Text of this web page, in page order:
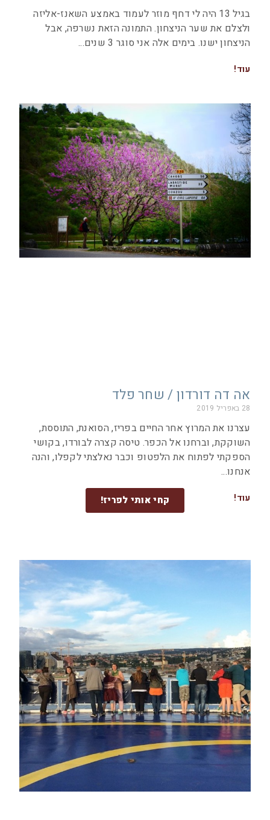
בגיל 13 היה לי דחף מוזר לעמוד באמצע השאנז-אליזה
ולצלם את שער הניצחון. התמונה הזאת נשרפה, אבל
הניצחון ישנו. בימים אלה אני סוגר 3 שנים
עוד!
אה דה דורדון / שחר פלד
28 באפריל 2019
עצרנו את המרוץ אחר החיים בפריז, הסואנת, התוססת,
השוקקת, וברחנו אל הכפר. טיסה קצרה לבורדו, בקושי
הספקתי לפתוח את הלפטופ וכבר נאלצתי לקפלו, והנה
אנחנו
עוד! קחי אותי לפריז!